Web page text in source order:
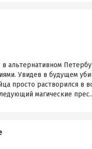
альтернативном
Увидев в будущем
просто растворился в
магические